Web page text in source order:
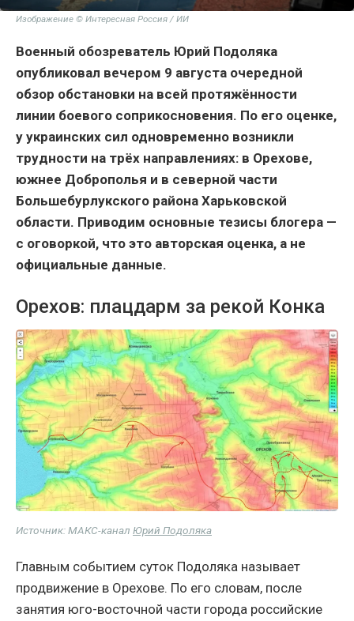
Изображение © Интересная Россия / ИИ
Военный обозреватель Юрий Подоляка
опубликовал вечером 9 августа очередной
обзор обстановки на всей протяжённости
линии боевого соприкосновения. По его оценке,
у украинских сил одновременно возникли
трудности на трёх направлениях: в Орехове,
южнее Доброполья и в северной части
Большебурлукского района Харьковской
области. Приводим основные тезисы блогера —
с оговоркой, что это авторская оценка, а не
официальные данные.
Орехов: плацдарм за рекой Конка
Источник: МАКС-канал Юрий Подоляка
Главным событием суток Подоляка называет
продвижение в Орехове. По его словам, после
занятия юго-восточной части города российские